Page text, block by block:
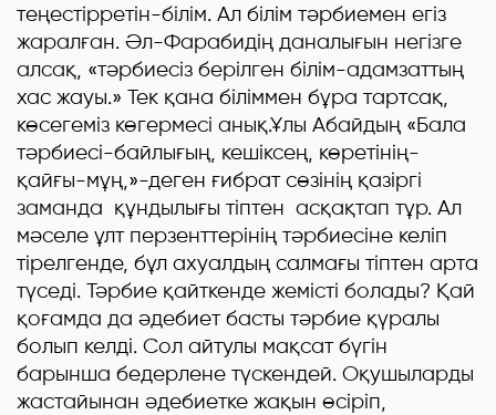
теңестірретін-білім. Ал білім тәрбиемен егіз
жаралған. Әл-Фарабидің даналығын негізге
алсақ, «тәрбиесіз берілген білім-адамзаттың
хас жауы.» Тек қана біліммен бұра тартсақ,
көсегеміз көгермесі анық.Ұлы Абайдың «Бала
тәрбиесі-байлығың, кешіксең, көретінің-
қайғы-мұң,»-деген ғибрат сөзінің қазіргі
заманда құндылығы тіптен асқақтап тұр. Ал
мәселе ұлт перзенттерінің тәрбиесіне келіп
тірелгенде, бұл ахуалдың салмағы тіптен арта
түседі. Тәрбие қайткенде жемісті болады? Қай
қоғамда да әдебиет басты тәрбие қүралы
болып келді. Сол айтулы мақсат бүгін
барынша бедерлене түскендей. Оқушыларды
жастайынан әдебиетке жақын өсіріп,